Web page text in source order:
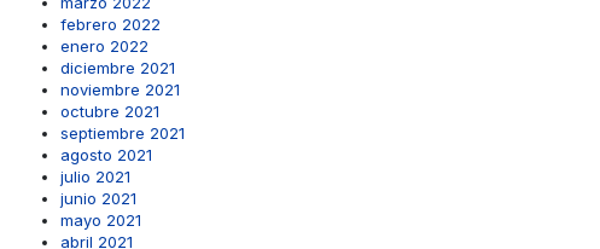
febrero 2022
enero 2022
diciembre 2021
noviembre 2021
octubre 2021
septiembre 2021
agosto 2021
julio 2021
junio 2021
mayo 2021
abril 2021